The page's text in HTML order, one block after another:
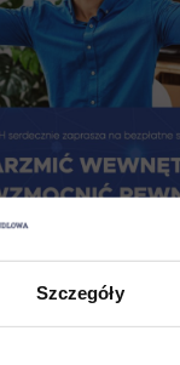
Szczegóły